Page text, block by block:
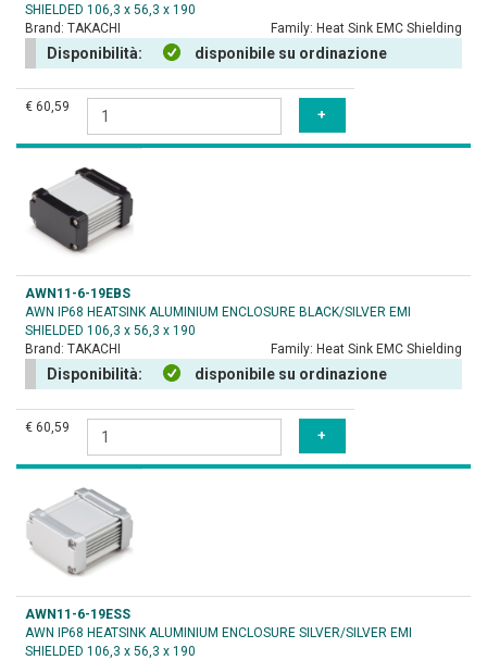
SHIELDED 106,3 x 56,3 x 190
Brand: TAKACHI Family: Heat Sink EMC Shielding
Disponibilità: disponibile su ordinazione
€ 60,59
AWN11-6-19EBS
AWN IP68 HEATSINK ALUMINIUM ENCLOSURE BLACK/SILVER EMI
SHIELDED 106,3 x 56,3 x 190
Brand: TAKACHI Family: Heat Sink EMC Shielding
Disponibilità: disponibile su ordinazione
€ 60,59
AWN11-6-19ESS
AWN IP68 HEATSINK ALUMINIUM ENCLOSURE SILVER/SILVER EMI
SHIELDED 106,3 x 56,3 x 190